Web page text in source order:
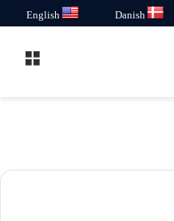
Danish
English